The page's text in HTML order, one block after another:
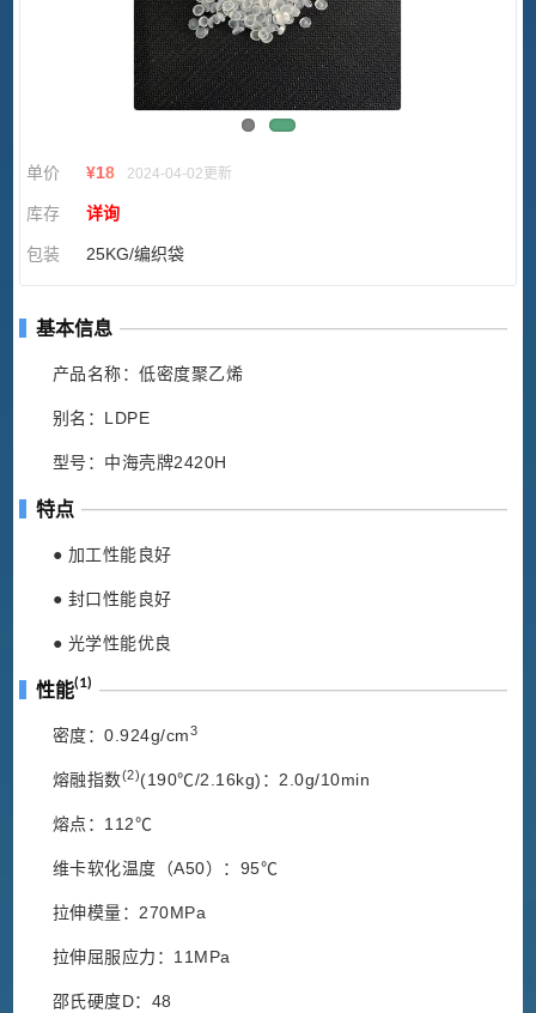
单价 ¥18 2024-04-02更新
库存 详询
包装 25KG/编织袋
基本信息
产品名称：低密度聚乙烯
别名：LDPE
型号：中海壳牌2420H
特点
● 加工性能良好
● 封口性能良好
● 光学性能优良
性能(1)
密度：0.924g/cm3
熔融指数(2)(190℃/2.16kg)：2.0g/10min
熔点：112℃
维卡软化温度（A50）：95℃
拉伸模量：270MPa
拉伸屈服应力：11MPa
邵氏硬度D：48